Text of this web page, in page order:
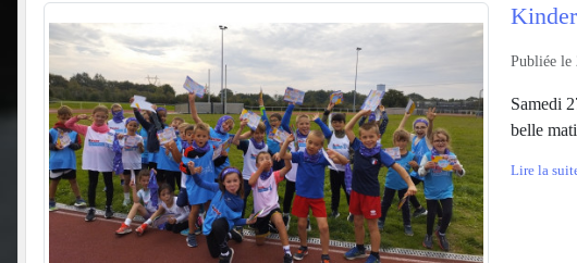
Publiée le
Samedi
belle
Lire la